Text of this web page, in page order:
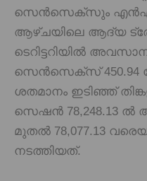
സെൻസെക്സും എൻഎസ്ഇ
ആഴ്ചയിലെ ആദ്യ
ടെറിട്ടറിയിൽ
സെൻസെക്‌സ് 450.94
ശതമാനം ഇടിഞ്ഞ്
സെഷൻ 78,248.13 ൽ
മുതൽ 78,077.13
നടത്തിയത്.